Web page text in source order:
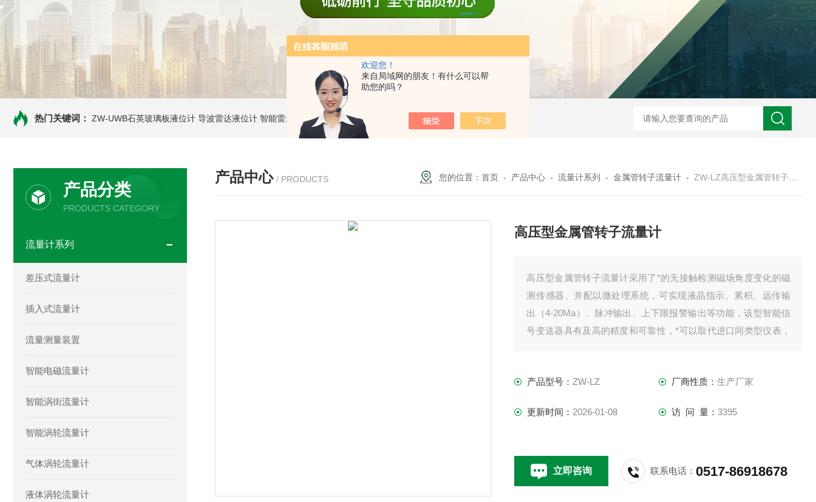
欢迎您！
来自局域网的朋友！有什么可以帮
助您的吗？
热门关键词： ZW-UWB石英玻璃板液位计 导波雷达液位计 智能雷达液位计 ZW-B69X云母双色液水计 ZW1151W卡箍隔膜式压力变送器 ZW2088卫生型压力变送器 ZW2088通用型压力变送器 ZW2088耐高
产品分类
PRODUCTS CATEGORY
流量计系列
差压式流量计
插入式流量计
流量测量装置
智能电磁流量计
智能涡街流量计
智能涡轮流量计
气体涡轮流量计
液体涡轮流量计
产品中心 / PRODUCTS 您的位置：首页 - 产品中心 -流量计系列 -金属管转子流量计 - ZW-LZ高压型金属管转子流量计
高压型金属管转子流量计
高压型金属管转子流量计采用了*的无接触检测磁场角度变化的磁
测传感器、并配以微处理系统，可实现液晶指示、累积、远传输
出（4-20Ma）、脉冲输出、上下限报警输出等功能，该型智能信
号变送器具有及高的精度和可靠性，*可以取代进口同类型仪表，
条件的流量测量与过程控制。
产品型号：ZW-LZ 厂商性质： 生产厂家
更新时间： 2026-01-08 访 问 量： 3395
立即咨询 联系电话：0517-86918678